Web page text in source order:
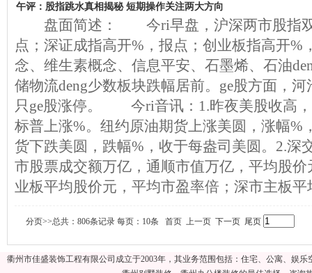
午评：股指跳水真相揭秘 短期操作关注两大方向
盘面简述： 今ri早盘，沪深两市股指双
点；深证成指高开%，报点；创业板指高开%
念、维生素概念、信息平安、石墨烯、石油
储物流deng少数板块跌幅居前。ge股方面，
只ge股涨停。 今ri音讯：1.昨夜美股收高，
标普上涨%。纽约原油期货上涨美圆，涨幅%
货下跌美圆，跌幅%，收于每盎司美圆。2.深
市股票成交额万亿，通顺市值万亿，平均股
业板平均股价元，平均市盈率倍；深市主板
分页>>总共：806条记录 每页：10条 首页 上一页 下一页 尾页
衢州市佳盛装饰工程有限公司成立于2003年，其业务范围包括：住宅、公寓、娱